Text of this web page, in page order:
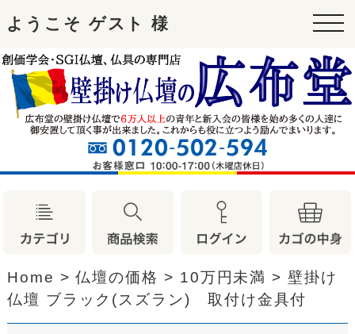
ようこそ ゲスト 様
Home >仏壇の価格 > 10万円未満 >壁掛け
仏壇 ブラック(スズラン) 取付け金具付